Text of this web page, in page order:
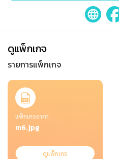
ดูแพ็กเกจ
รายการแพ็กเกจ
Slide 1 of 1
แพ็กเกจราคา
m6.jpg
ดูแพ็กเกจ